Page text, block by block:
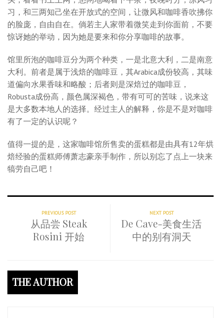
习，和三两知己坐在开放式的空间，让微风和咖啡香吹拂你
的脸庞，自由自在。倘若主人家带着微笑走到你面前，不要
惊讶她的举动，因为她是要来和你分享咖啡的故事。
馆里所泡的咖啡豆分为两个种类，一是北意大利，二是南意
大利。前者是属于浅焙的咖啡豆，其Arabica成份较高，其味
道偏向水果香味和略酸；后者则是深焙过的咖啡豆，
Robusta成份高，颜色属深褐色，带有可可的苦味，说来这
是大多数本地人的选择。经过主人的解释，你是不是对咖啡
有了一定的认识呢？
值得一提的是，这家咖啡馆所售卖的蛋糕都是由具有12年烘
焙经验的蛋糕师傅萧志豪亲手制作，所以别忘了点上一块来
犒劳自己吧！
PREVIOUS POST
从品尝 Steak
Rosini 开始
NEXT POST
De Cave-美食生活
中的别有洞天
THE AUTHOR